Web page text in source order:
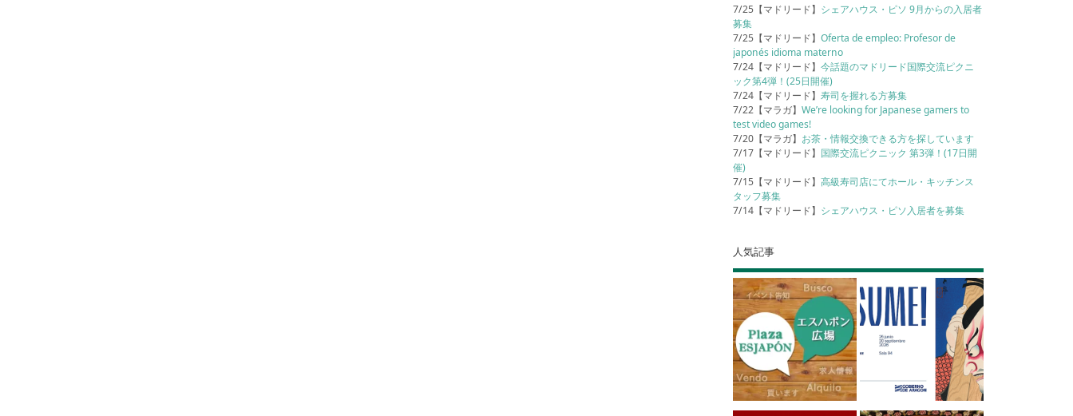
7/25【マドリード】 シェアハウス・ピソ 9月からの入居者
募集
7/25【マドリード】Oferta de empleo: Profesor de
japonés idioma materno
7/24【マドリード】今話題のマドリード国際交流ピクニ
ック第4弾！(25日開催)
7/24【マドリード】寿司を握れる方募集
7/22【マラガ】We’re looking for Japanese gamers to
test video games!
7/20【マラガ】 お茶・情報交換できる方を探しています
7/17【マドリード】 国際交流ピクニック 第3弾！(17日開
催)
7/15【マドリード】高級寿司店にてホール・キッチンス
タッフ募集
7/14【マドリード】 シェアハウス・ピソ入居者を募集
人気記事